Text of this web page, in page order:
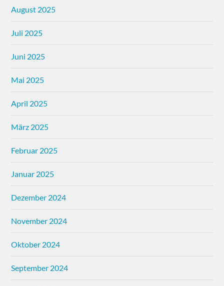
August 2025
Juli 2025
Juni 2025
Mai 2025
April 2025
März 2025
Februar 2025
Januar 2025
Dezember 2024
November 2024
Oktober 2024
September 2024